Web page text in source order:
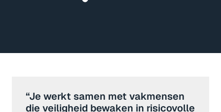
“Je werkt samen met vakmensen
die veiligheid bewaken in risicovolle